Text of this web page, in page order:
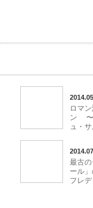
ロマ
ン 〜
ュ・
最古
ール
フレ